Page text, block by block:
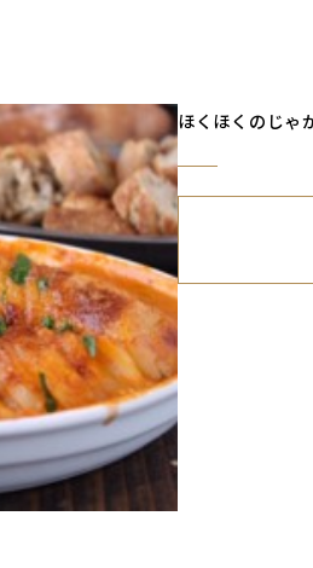
ほくほくのじゃ